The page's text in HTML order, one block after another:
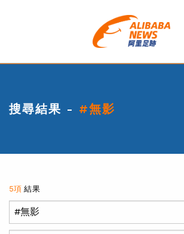
搜尋結果 - #無影
5項結果